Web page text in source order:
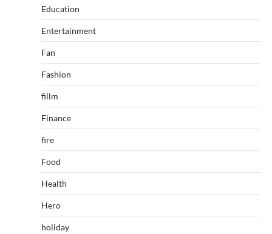
Education
Entertainment
Fan
Fashion
fillm
Finance
fire
Food
Health
Hero
holiday